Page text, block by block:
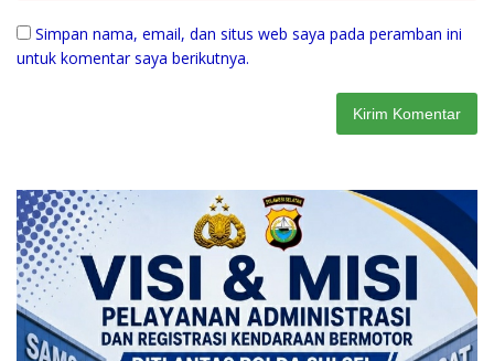
Simpan nama, email, dan situs web saya pada peramban ini
untuk komentar saya berikutnya.